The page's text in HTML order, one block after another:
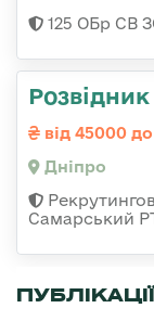
125 ОБр СВ
Розвідник
від 45000
Дніпро
Самарський
ПУБЛІКАЦІЇ